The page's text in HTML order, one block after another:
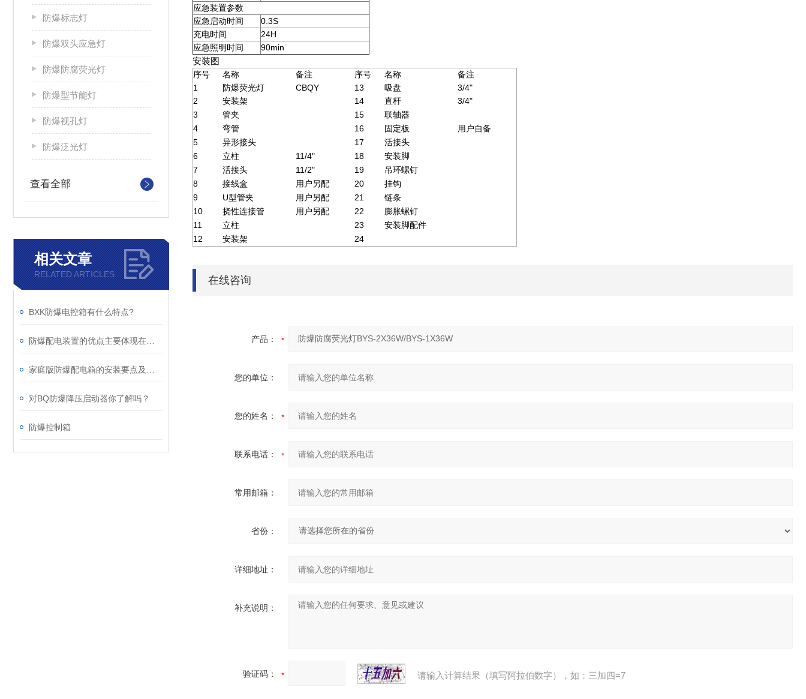
防爆标志灯
防爆双头应急灯
防爆防腐荧光灯
防爆型节能灯
防爆视孔灯
防爆泛光灯
查看全部
相关文章
RELATED ARTICLES
BXK防爆电控箱有什么特点?
对BQ防爆降压启动器你了解吗？
防爆控制箱
应急装置参数
应急启动时间
0.3S
充电时间 24H
应急照明时间 90min
安装图
序号 名称 备注 序号 名称 备注
1 防爆荧光灯 CBQY 13 吸盘
3/4"
2
安装架 14 直杆
3/4"
3
管夹 15 联轴器
4 弯管 16 固定板 用户自备
5 异形接头 17 活接头
6 立柱 11/4" 18 安装脚
7 活接头 11/2" 19 吊环螺钉
8 接线盒 用户另配 20 挂钩
9 U型管夹 用户另配 21 链条
10 挠性连接管 用户另配 22 膨胀螺钉
11 立柱 23 安装脚配件
12 安装架 24
在线咨询
产品：
您的单位：
您的姓名：
联系电话：
常用邮箱：
省份：
详细地址：
补充说明：
验证码： 请输入计算结果（填写阿拉伯数字），如：三加四=7